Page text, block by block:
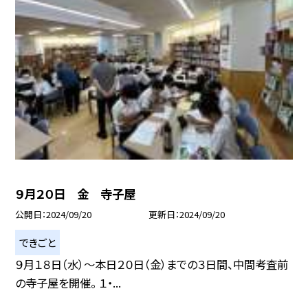
９月２０日 金 寺子屋
公開日 2024/09/20 更新日 2024/09/20
できごと
９月１８日（水）〜本日２０日（金）までの３日間、中間考査前
の寺子屋を開催。 １・...